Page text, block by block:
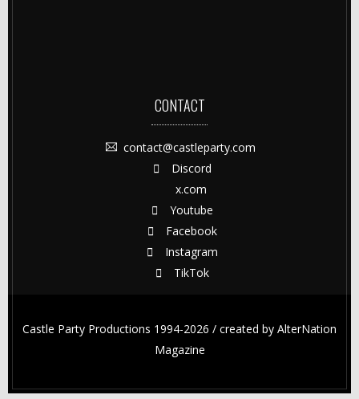
CONTACT
contact@castleparty.com
Discord
x.com
Youtube
Facebook
Instagram
TikTok
Castle Party Productions 1994-2026 / created by AlterNation
Magazine